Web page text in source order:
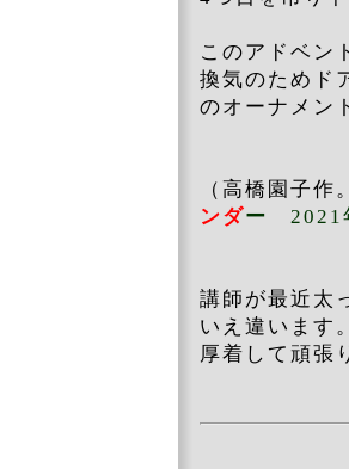
このアドベン
換気のためド
のオーナメン
（高橋園子
ンダー 2021
講師が最近太
いえ違います
厚着して頑張